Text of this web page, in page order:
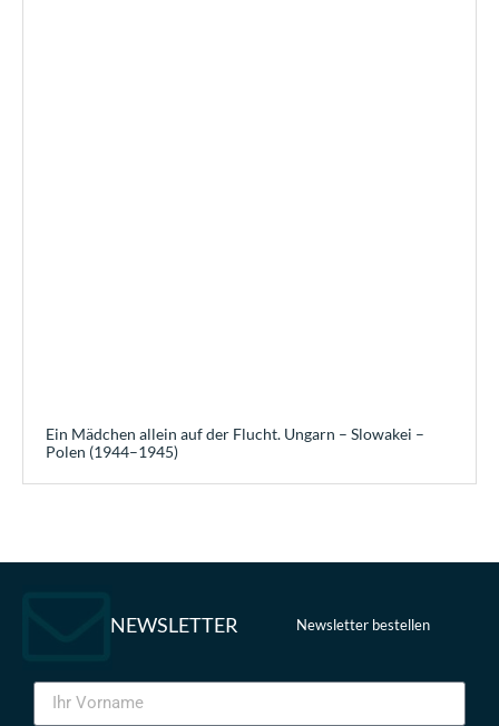
Ein Mädchen allein auf der Flucht. Ungarn – Slowakei –
Polen (1944–1945)
NEWSLETTER Newsletter bestellen